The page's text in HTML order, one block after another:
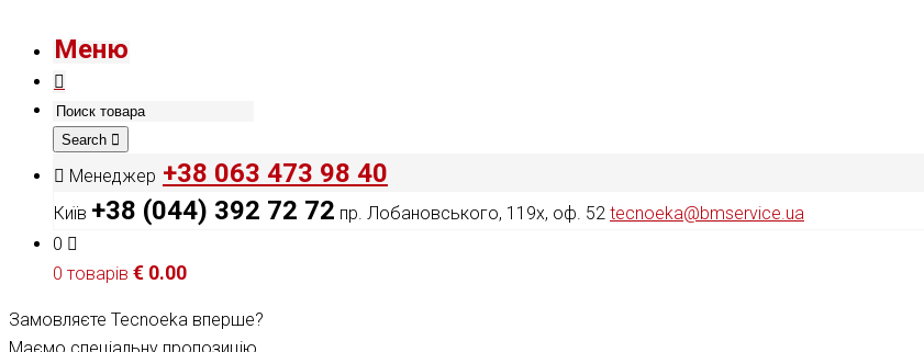
Меню
Search
Менеджер +38 063 473 98 40
Київ +38 (044) 392 72 72 пр. Лобановського, 119х, оф. 52 tecnoeka@bmservice.ua
0
0 товарів € 0.00
Замовляєте Tecnoeka вперше?
Маємо спеціальну пропозицію